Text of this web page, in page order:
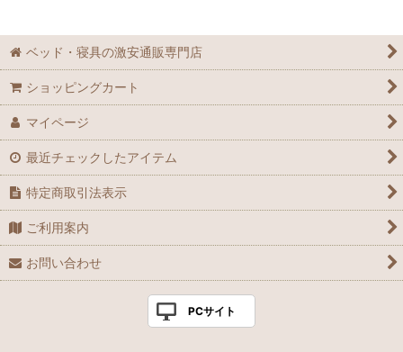
ベッド・寝具の激安通販専門店
ショッピングカート
マイページ
最近チェックしたアイテム
特定商取引法表示
ご利用案内
お問い合わせ
PCサイト